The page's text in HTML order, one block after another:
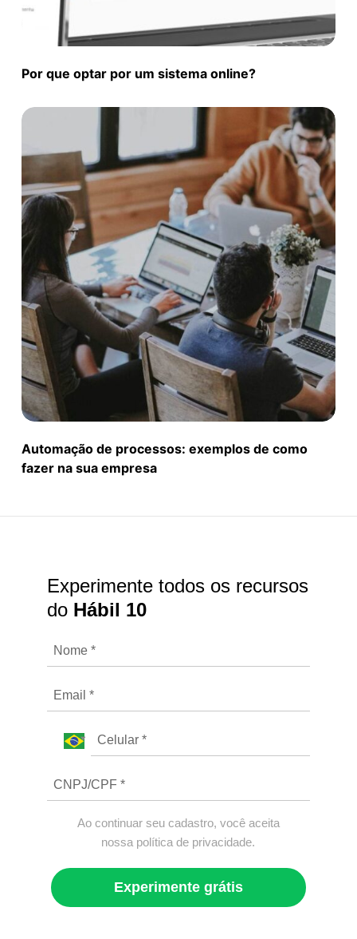
Por que optar por um sistema online?
Automação de processos: exemplos de como
fazer na sua empresa
Experimente todos os recursos
do Hábil 10
Ao continuar seu cadastro, você aceita
nossa política de privacidade.
Experimente grátis